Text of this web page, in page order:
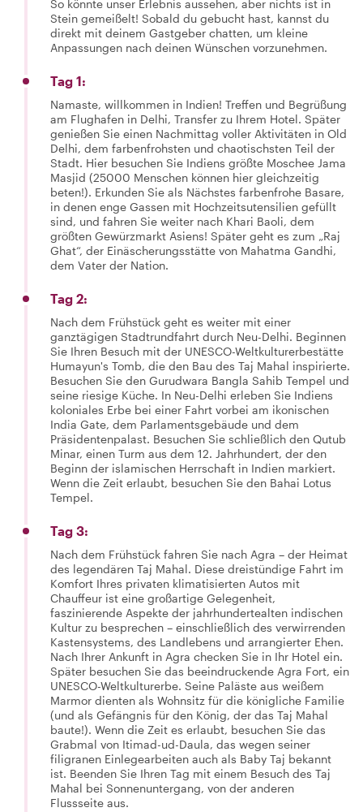
So könnte unser Erlebnis aussehen, aber nichts ist in
Stein gemeißelt! Sobald du gebucht hast, kannst du
direkt mit deinem Gastgeber chatten, um kleine
Anpassungen nach deinen Wünschen vorzunehmen.
Tag 1:
Namaste, willkommen in Indien! Treffen und Begrüßung
am Flughafen in Delhi, Transfer zu Ihrem Hotel. Später
genießen Sie einen Nachmittag voller Aktivitäten in Old
Delhi, dem farbenfrohsten und chaotischsten Teil der
Stadt. Hier besuchen Sie Indiens größte Moschee Jama
Masjid (25000 Menschen können hier gleichzeitig
beten!). Erkunden Sie als Nächstes farbenfrohe Basare,
in denen enge Gassen mit Hochzeitsutensilien gefüllt
sind, und fahren Sie weiter nach Khari Baoli, dem
größten Gewürzmarkt Asiens! Später geht es zum „Raj
Ghat“, der Einäscherungsstätte von Mahatma Gandhi,
dem Vater der Nation.
Tag 2:
Nach dem Frühstück geht es weiter mit einer
ganztägigen Stadtrundfahrt durch Neu-Delhi. Beginnen
Sie Ihren Besuch mit der UNESCO-Weltkulturerbestätte
Humayun's Tomb, die den Bau des Taj Mahal inspirierte.
Besuchen Sie den Gurudwara Bangla Sahib Tempel und
seine riesige Küche. In Neu-Delhi erleben Sie Indiens
koloniales Erbe bei einer Fahrt vorbei am ikonischen
India Gate, dem Parlamentsgebäude und dem
Präsidentenpalast. Besuchen Sie schließlich den Qutub
Minar, einen Turm aus dem 12. Jahrhundert, der den
Beginn der islamischen Herrschaft in Indien markiert.
Wenn die Zeit erlaubt, besuchen Sie den Bahai Lotus
Tempel.
Tag 3:
Nach dem Frühstück fahren Sie nach Agra – der Heimat
des legendären Taj Mahal. Diese dreistündige Fahrt im
Komfort Ihres privaten klimatisierten Autos mit
Chauffeur ist eine großartige Gelegenheit,
faszinierende Aspekte der jahrhundertealten indischen
Kultur zu besprechen – einschließlich des verwirrenden
Kastensystems, des Landlebens und arrangierter Ehen.
Nach Ihrer Ankunft in Agra checken Sie in Ihr Hotel ein.
Später besuchen Sie das beeindruckende Agra Fort, ein
UNESCO-Weltkulturerbe. Seine Paläste aus weißem
Marmor dienten als Wohnsitz für die königliche Familie
(und als Gefängnis für den König, der das Taj Mahal
baute!). Wenn die Zeit es erlaubt, besuchen Sie das
Grabmal von Itimad-ud-Daula, das wegen seiner
filigranen Einlegearbeiten auch als Baby Taj bekannt
ist. Beenden Sie Ihren Tag mit einem Besuch des Taj
Mahal bei Sonnenuntergang, von der anderen
Flussseite aus.